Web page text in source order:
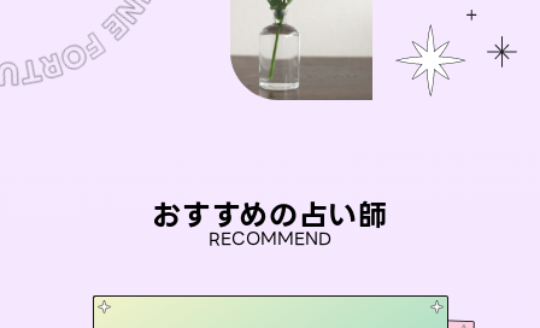
おすすめの占い師
RECOMMEND